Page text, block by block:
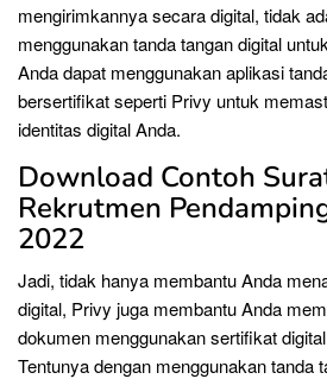
mengirimkannya secara digital, tidak
menggunakan tanda tangan digital
Anda dapat menggunakan aplikasi
bersertifikat seperti Privy untuk
identitas digital Anda.
Download Contoh
Rekrutmen
2022
Jadi, tidak hanya membantu Anda
digital, Privy juga membantu Anda
dokumen menggunakan sertifikat
Tentunya dengan menggunakan tanda